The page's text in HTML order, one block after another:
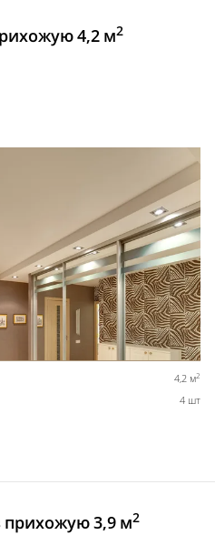
4,2 м2
4,2 м2
4 шт
прихожую 3,9 м2